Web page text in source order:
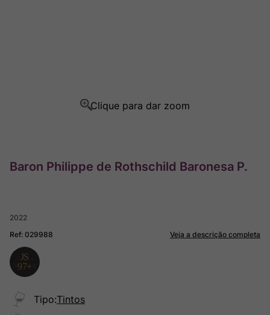
Baron Philippe de Rothschild Baronesa P.
2022
Ref: 029988 Veja a descrição completa
Tipo:Tintos